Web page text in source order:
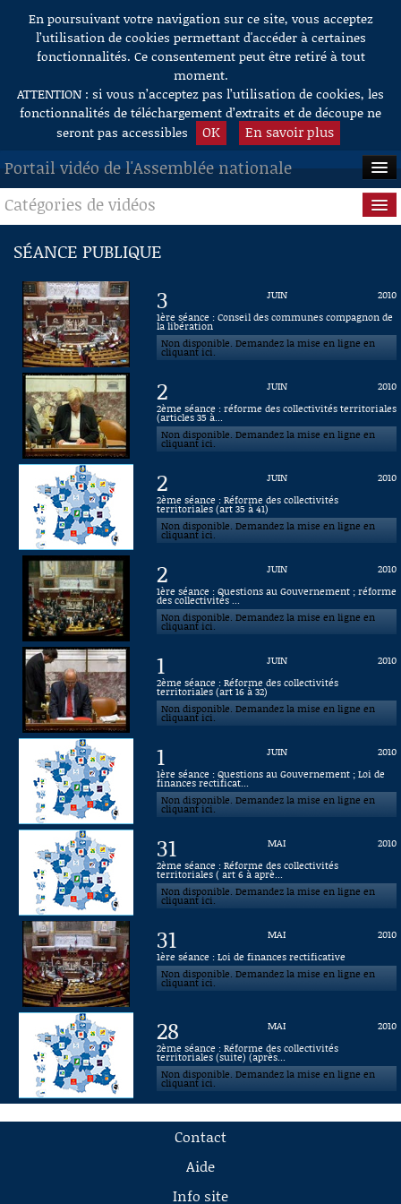
Aller au contenu
En poursuivant votre navigation sur ce site, vous acceptez
l’utilisation de cookies permettant d'accéder à certaines
fonctionnalités. Ce consentement peut être retiré à tout
moment.
ATTENTION : si vous n’acceptez pas l’utilisation de cookies, les
fonctionnalités de téléchargement d’extraits et de découpe ne
seront pas accessibles
OK En savoir plus
Portail vidéo de l'Assemblée nationale
ACCUEIL
EN DIRECT
À LA DEMANDE
RECHERCHE
AIDE À LA DÉCOUPE
DE VIDÉOS
Catégories de vidéos
Séance publique
Questions au Gouvernement
Commissions
Présidence
Évènements
Connaissance, Histoire
SÉANCE PUBLIQUE
3 JUIN
2010
1ère séance : Conseil des communes compagnon de
la libération
Non disponible. Demandez la mise en ligne en
cliquant ici.
2 JUIN
2010
2ème séance : réforme des collectivités territoriales
(articles 35 à...
Non disponible. Demandez la mise en ligne en
cliquant ici.
2 JUIN
2010
2ème séance : Réforme des collectivités
territoriales (art 35 à 41)
Non disponible. Demandez la mise en ligne en
cliquant ici.
2 JUIN
2010
1ère séance : Questions au Gouvernement ; réforme
des collectivités ...
Non disponible. Demandez la mise en ligne en
cliquant ici.
1 JUIN
2010
2ème séance : Réforme des collectivités
territoriales (art 16 à 32)
Non disponible. Demandez la mise en ligne en
cliquant ici.
1 JUIN
2010
1ère séance : Questions au Gouvernement ; Loi de
finances rectificat...
Non disponible. Demandez la mise en ligne en
cliquant ici.
31 MAI
2010
2ème séance : Réforme des collectivités
territoriales ( art 6 à aprè...
Non disponible. Demandez la mise en ligne en
cliquant ici.
31 MAI
2010
1ère séance : Loi de finances rectificative
Non disponible. Demandez la mise en ligne en
cliquant ici.
28 MAI
2010
2ème séance : Réforme des collectivités
territoriales (suite) (après...
Non disponible. Demandez la mise en ligne en
cliquant ici.
Contact
Aide
Info site